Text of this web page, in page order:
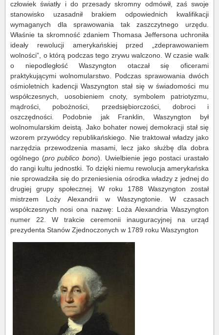
człowiek światły i do przesady skromny odmówił, zaś swoje
stanowisko uzasadnił brakiem odpowiednich kwalifikacji
wymaganych dla sprawowania tak zaszczytnego urzędu.
Właśnie ta skromność zdaniem Thomasa Jeffersona uchroniła
ideały rewolucji amerykańskiej przed „zdeprawowaniem
wolności”, o którą podczas tego zrywu walczono. W czasie walk
o niepodległość Waszyngton otaczał się oficerami
praktykującymi wolnomularstwo. Podczas sprawowania dwóch
ośmioletnich kadencji Waszyngton stał się w świadomości mu
współczesnych, uosobieniem cnoty, symbolem patriotyzmu,
mądrości, pobożności, przedsiębiorczości, dobroci i
oszczędności. Podobnie jak Franklin, Waszyngton był
wolnomularskim deistą. Jako bohater nowej demokracji stał się
wzorem przywódcy republikańskiego. Nie traktował władzy jako
narzędzia przewodzenia masami, lecz jako służbę dla dobra
ogólnego (pro publico bono). Uwielbienie jego postaci urastało
do rangi kultu jednostki. To dzięki niemu rewolucja amerykańska
nie sprowadziła się do przeniesienia ośrodka władzy z jednej do
drugiej grupy społecznej. W roku 1788 Waszyngton został
mistrzem Loży Alexandrii w Waszyngtonie. W czasach
współczesnych nosi ona nazwę: Loża Alexandria Waszyngton
numer 22. W trakcie ceremonii inauguracyjnej na urząd
prezydenta Stanów Zjednoczonych w 1789 roku Waszyngton